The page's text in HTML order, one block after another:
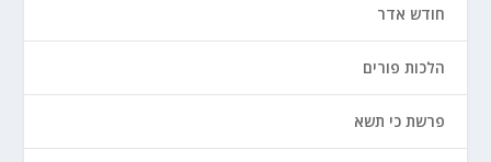
חודש אדר
הלכות פורים
פרשת כי תשא